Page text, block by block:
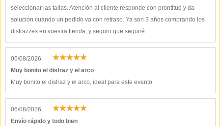
seleccionar las tallas. Atención al cliente responde con prontitud y da
solución cuando un pedido va con retraso. Ya son 3 años comprando los
disfrazzes en vuestra tienda, y seguro que seguiré.
06/08/2026
Muy bonito el disfraz y el arco
Muy bonito el disfraz y el arco, ideal para este evento
06/08/2026
Envío rápido y todo bien